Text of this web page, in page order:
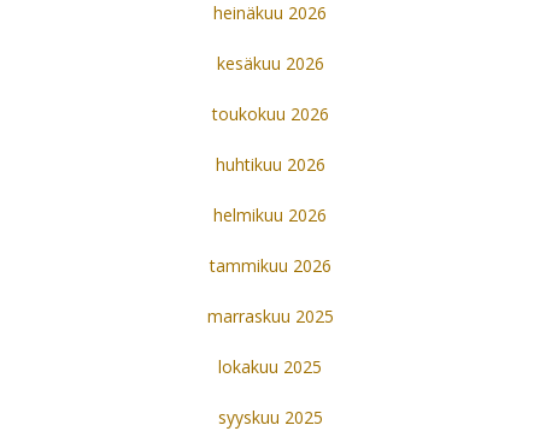
heinäkuu 2026
kesäkuu 2026
toukokuu 2026
huhtikuu 2026
helmikuu 2026
tammikuu 2026
marraskuu 2025
lokakuu 2025
syyskuu 2025